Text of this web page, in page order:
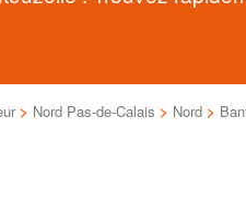
> Nord Pas-de-Calais > Nord >